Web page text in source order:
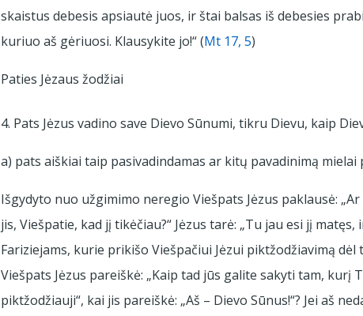
skaistus debesis apsiautė juos, ir štai balsas iš debesies
kuriuo aš gėriuosi. Klausykite jo!“ (Mt 17, 5)
Paties Jėzaus žodžiai
4. Pats Jėzus vadino save Dievo Sūnumi, tikru Dievu, kaip
a) pats aiškiai taip pasivadindamas ar kitų pavadinimą mielai
Išgydyto nuo užgimimo neregio Viešpats Jėzus paklausė: „Ar
jis, Viešpatie, kad jį tikėčiau?“ Jėzus tarė: „Tu jau esi jį
Fariziejams, kurie prikišo Viešpačiui Jėzui piktžodžiavimą dėl
Viešpats Jėzus pareiškė: „Kaip tad jūs galite sakyti tam, kurį
piktžodžiauji“, kai jis pareiškė: „Aš – Dievo Sūnus!“? Jei aš